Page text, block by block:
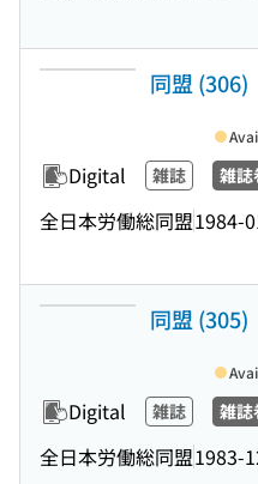
同盟 (306)
Digital 雑誌 雑誌
全日本労働総同盟1984-
同盟 (305)
Digital 雑誌 雑誌
全日本労働総同盟1983-